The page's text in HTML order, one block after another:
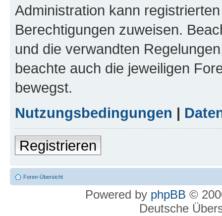
Administration kann
Berechtigungen zuweisen.
und die verwandten
beachte auch die jeweiligen
bewegst.
Nutzungsbedingungen |
Registrieren
Foren-Übersicht
Powered by phpBB ©
Deutsche